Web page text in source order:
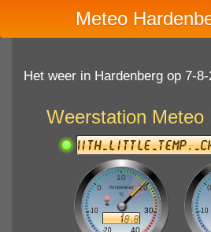
Meteo
Het weer in Hardenberg op 7-8-
Weerstation Meteo